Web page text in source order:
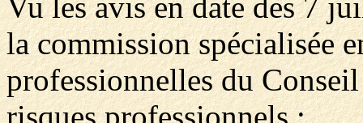
Vu les avis en date des 7
la commission spécialisée
professionnelles du